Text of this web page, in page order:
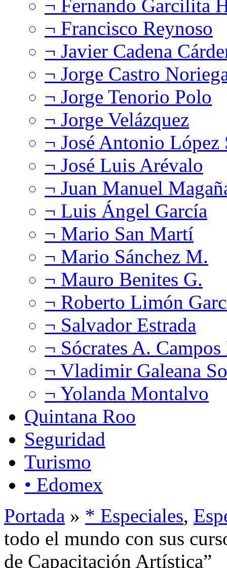
¬ Fernando Garcilita
¬ Francisco Reynoso
¬ Javier Cadena
¬ Jorge Castro
¬ Jorge Tenorio Polo
¬ Jorge Velázquez
¬ José Antonio López
¬ José Luis Arévalo
¬ Juan Manuel
¬ Luis Ángel García
¬ Mario San Martí
¬ Mario Sánchez M.
¬ Mauro Benites G.
¬ Roberto Limón
¬ Salvador Estrada
¬ Sócrates A.
¬ Vladimir Galeana
¬ Yolanda Montalvo
Quintana Roo
Seguridad
Turismo
• Edomex
Portada » * Especiales,
todo el mundo con sus
de Capacitación Artística”